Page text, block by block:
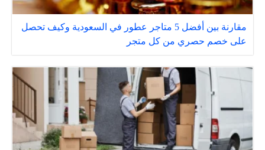
مقارنة بين أفضل 5 متاجر عطور في السعودية وكيف تحصل
على خصم حصري من كل متجر